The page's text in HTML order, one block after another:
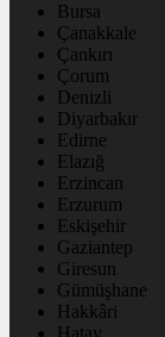
Bursa
Çanakkale
Çankırı
Çorum
Denizli
Diyarbakır
Edirne
Elazığ
Erzincan
Erzurum
Eskişehir
Gaziantep
Giresun
Gümüşhane
Hakkâri
Hatay